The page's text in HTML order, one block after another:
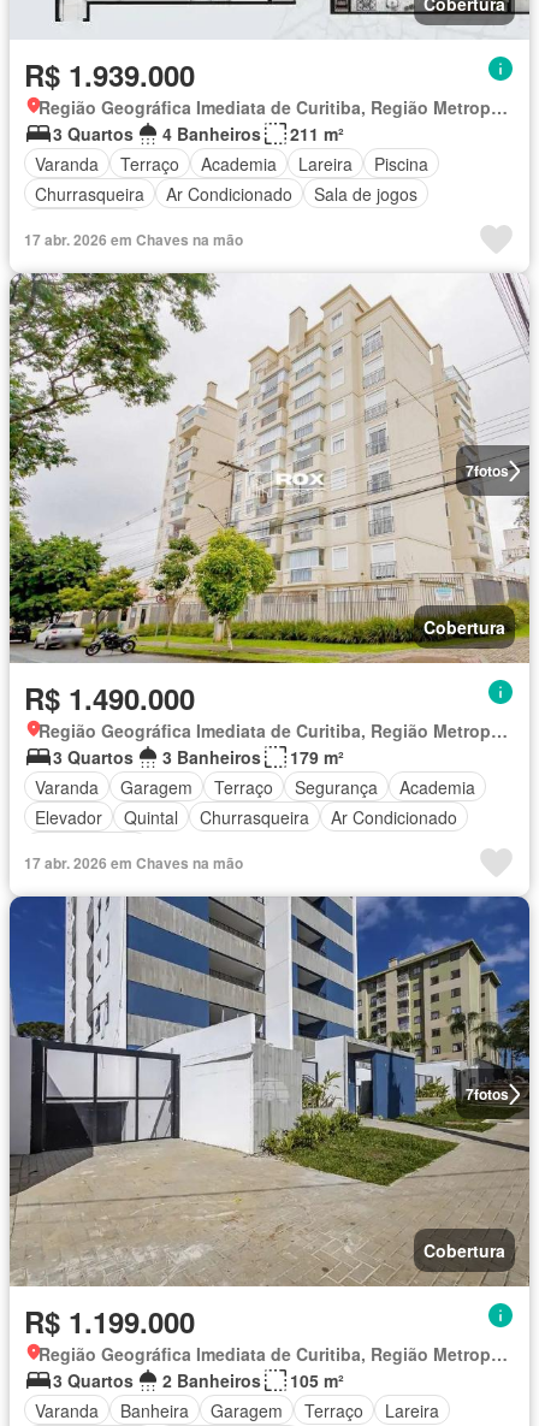
R$ 1.939.000
Região Geográfica Imediata de Curitiba, Região Metropolitana de Curitiba
3 Quartos
4 Banheiros
211 m²
Varanda
Terraço Academia Lareira
Piscina
Churrasqueira
Ar Condicionado
Sala de jogos
17 abr. 2026 em Chaves na mão
7fotos
Cobertura
R$ 1.490.000
Região Geográfica Imediata de Curitiba, Região Metropolitana de Curitiba
3 Quartos
3 Banheiros
179 m²
Varanda
Garagem Terraço Segurança
Academia
Elevador
Quintal Churrasqueira
Ar Condicionado
17 abr. 2026 em Chaves na mão
7fotos
Cobertura
R$ 1.199.000
Região Geográfica Imediata de Curitiba, Região Metropolitana de Curitiba
3 Quartos
2 Banheiros
105 m²
Varanda
Banheira Garagem Terraço
Lareira